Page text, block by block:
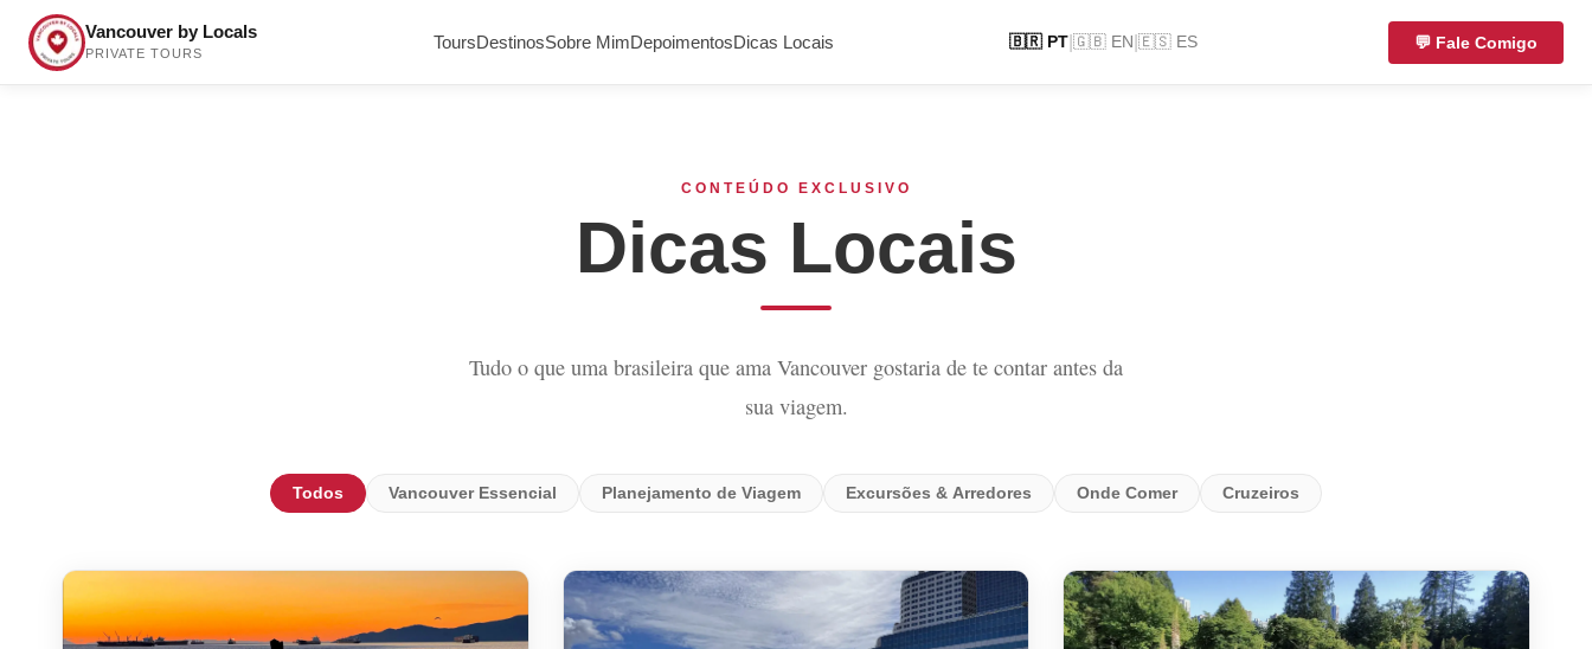
Vancouver by Locals
PRIVATE TOURS
ToursDestinosSobre MimDepoimentosDicas Locais 🇧🇷 PT |🇬🇧 EN |🇪🇸 ES 💬 Fale Comigo
CONTEÚDO EXCLUSIVO
Dicas Locais
Tudo o que uma brasileira que ama Vancouver gostaria de te contar antes da
sua viagem.
Todos Vancouver Essencial Planejamento de Viagem Excursões & Arredores Onde Comer Cruzeiros